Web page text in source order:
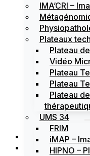
IMA’CRI –
Plateaux
Plateau
Vidéo
Plateau
Plateau
Plateau
UMS 34
FRIM
iMAP –
HIPNO –
Actualités
Évènements